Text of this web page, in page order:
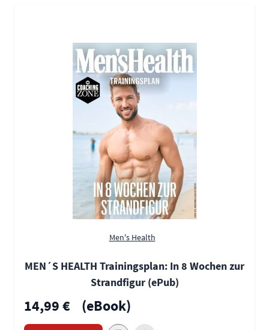
Men's Health
MEN´S HEALTH Trainingsplan: In 8 Wochen zur
Strandfigur (ePub)
14,99 € (eBook)